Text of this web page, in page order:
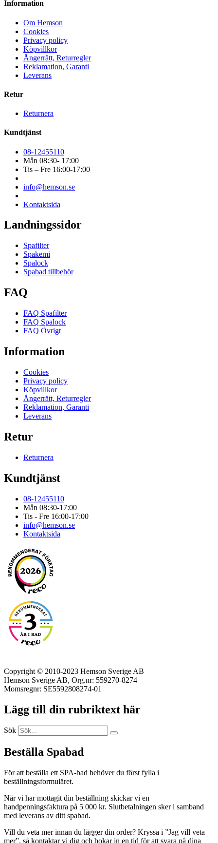
Information
Om Hemson
Cookies
Privacy policy
Köpvillkor
Ångerrätt, Returregler
Reklamation, Garanti
Leverans
Retur
Returnera
Kundtjänst
08-12455110
Mån 08:30- 17:00
Tis – Fre 16:00-17:00
info@hemson.se
Kontaktsida
Landningssidor
Spafilter
Spakemi
Spalock
Spabad tillbehör
FAQ
FAQ Spafilter
FAQ Spalock
FAQ Övrigt
Information
Cookies
Privacy policy
Köpvillkor
Ångerrätt, Returregler
Reklamation, Garanti
Leverans
Retur
Returnera
Kundtjänst
08-12455110
Mån 08:30-17:00
Tis - Fre 16:00-17:00
info@hemson.se
Kontaktsida
Copyright © 2010-2023 Hemson Sverige AB
Hemson Sverige AB, Org.nr: 559270-8274
Momsregnr: SE5592808274-01
Lägg till din rubriktext här
Sök
Beställa Spabad
För att beställa ett SPA-bad behöver du först fylla i
beställningsformuläret.
När vi har mottagit din beställning skickar vi en
handpenningsfaktura på 5 000 kr. Slutbetalningen sker i samband
med leverans av ditt spabad.
Vill du veta mer innan du lägger din order? Kryssa i ”Jag vill veta
mer”, så kontaktar vi dig och bokar in en tid för att svara på dina